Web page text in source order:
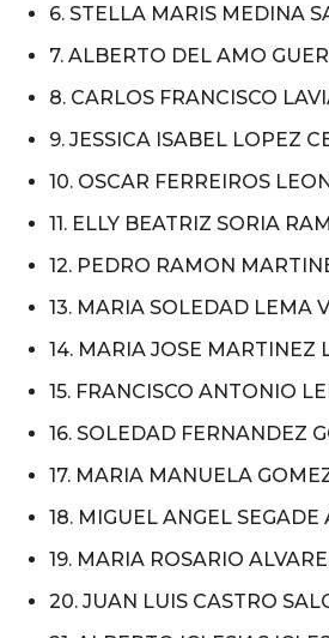
6. STELLA MARIS MEDINA
7. ALBERTO DEL AMO
8. CARLOS FRANCISCO
9. JESSICA ISABEL LOPEZ
10. OSCAR FERREIROS
11. ELLY BEATRIZ SORIA
12. PEDRO RAMON
13. MARIA SOLEDAD LEMA
14. MARIA JOSE MARTINEZ
15. FRANCISCO ANTONIO
16. SOLEDAD FERNANDEZ
17. MARIA MANUELA
18. MIGUEL ANGEL SEGADE
19. MARIA ROSARIO
20. JUAN LUIS CASTRO